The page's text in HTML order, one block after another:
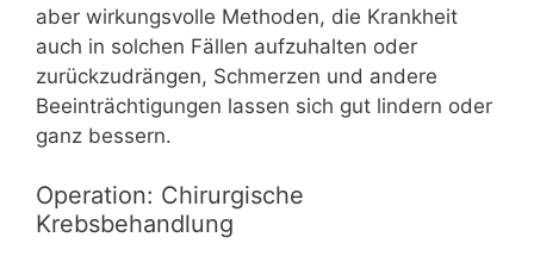
aber wirkungsvolle Methoden, die Krankheit
auch in solchen Fällen aufzuhalten oder
zurückzudrängen, Schmerzen und andere
Beeinträchtigungen lassen sich gut lindern oder
ganz bessern.
Operation: Chirurgische
Krebsbehandlung